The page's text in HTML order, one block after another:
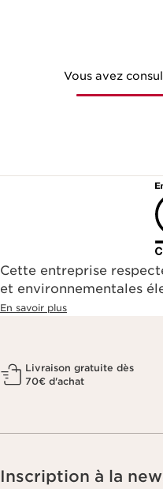
Vous avez
Cette entreprise
et environnementales
En savoir plus
Livraison gratuite dès
70€ d'achat
Inscription à la